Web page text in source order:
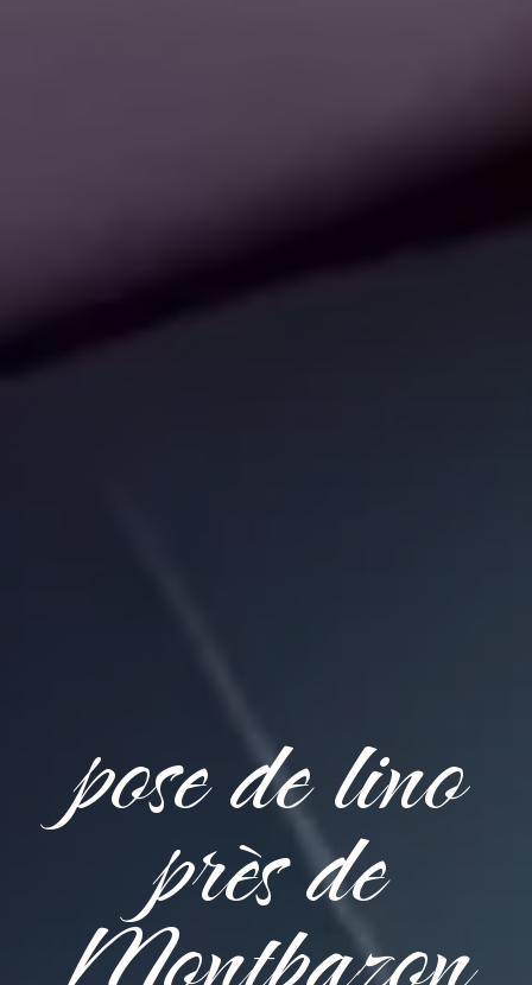
pose de lino
près de